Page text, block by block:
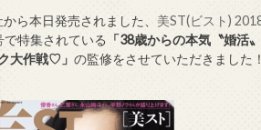
から本日発売されました、 美ST(ビスト)
で特集されている 「38歳からの本気〝婚活〟
大作戦♡」 の監修をさせていただきました！